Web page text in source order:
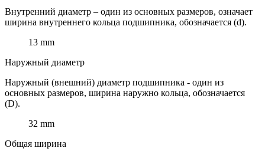
Внутренний диаметр – один из основных размеров, означает
ширина внутреннего кольца подшипника, обозначается (d).
13 mm
Наружный диаметр
Наружный (внешний) диаметр подшипника - один из
основных размеров, ширина наружно кольца, обозначается
(D).
32 mm
Общая ширина